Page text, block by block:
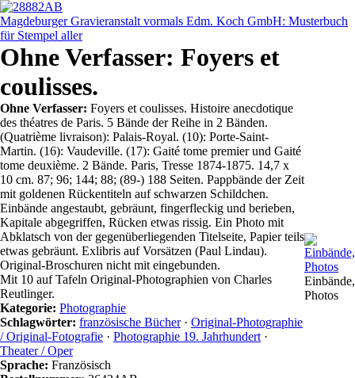
Magdeburger Gravieranstalt vormals Edm. Koch GmbH: Musterbuch
für Stempel aller
Ohne Verfasser: Foyers et
coulisses.
Ohne Verfasser: Foyers et coulisses. Histoire anecdotique
des théatres de Paris. 5 Bände der Reihe in 2 Bänden.
(Quatrième livraison): Palais-Royal. (10): Porte-Saint-
Martin. (16): Vaudeville. (17): Gaité tome premier und Gaité
tome deuxième. 2 Bände. Paris, Tresse 1874-1875. 14,7 x
10 cm. 87; 96; 144; 88; (89-) 188 Seiten. Pappbände der Zeit
mit goldenen Rückentiteln auf schwarzen Schildchen.
Einbände angestaubt, gebräunt, fingerfleckig und berieben,
Kapitale abgegriffen, Rücken etwas rissig. Ein Photo mit
Abklatsch von der gegenüberliegenden Titelseite, Papier teils
etwas gebräunt. Exlibris auf Vorsätzen (Paul Lindau).
Original-Broschuren nicht mit eingebunden.
Mit 10 auf Tafeln Original-Photographien von Charles
Reutlinger.
Kategorie: Photographie
Schlagwörter: französische Bücher· Original-Photographie
/ Original-Fotografie · Photographie 19. Jahrhundert ·
Theater / Oper
Sprache: Französisch
Einbände,
Photos